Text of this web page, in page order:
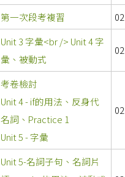
第一次段考複習
Unit 3 字彙<br /> Unit 4 字
彙、被動式
考卷檢討
Unit 4 - if的用法、反身代
名詞、Practice 1
Unit 5 - 字彙
Unit 5-名詞子句、名詞片